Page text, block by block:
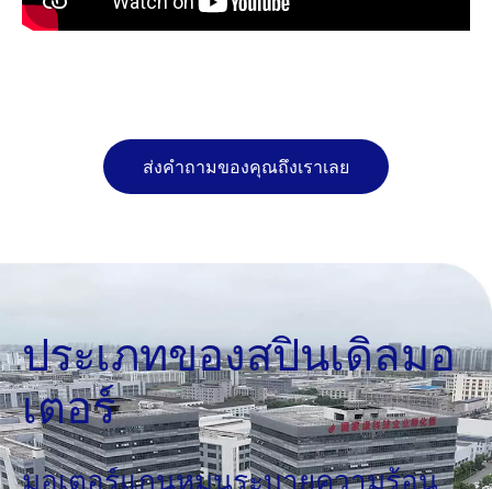
ส่งคำถามของคุณถึงเราเลย
ประเภทของสปินเดิลมอ
เตอร์
มอเตอร์แกนหมุนระบายความร้อน